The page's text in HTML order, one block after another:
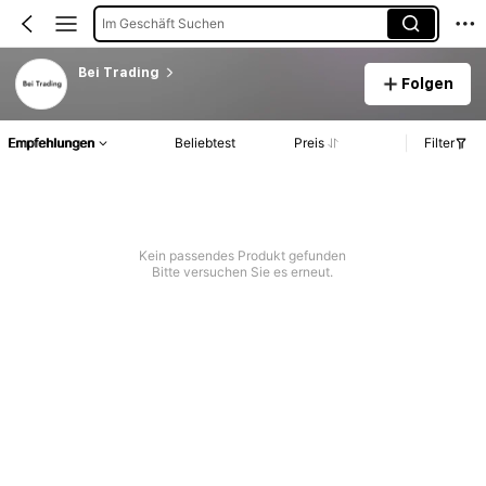
Im Geschäft Suchen
Bei Trading
Folgen
Empfehlungen Beliebtest Preis Filter
Kein passendes Produkt gefunden
Bitte versuchen Sie es erneut.